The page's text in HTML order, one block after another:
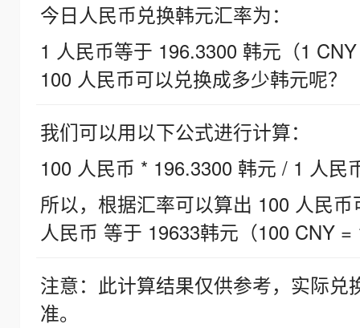
今日人民币兑换韩元汇率为：
1 人民币等于 196.3300 韩元（1
100 人民币可以兑换成多少韩元呢？
我们可以用以下公式进行计算：
100 人民币 * 196.3300 韩元 / 1 人民
所以，根据汇率可以算出 100 人民
人民币 等于 19633韩元（100 CNY =
注意：此计算结果仅供参考，实际
准。